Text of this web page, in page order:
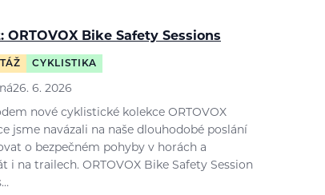
ORTOVOX Bike Safety Sessions
CYKLISTIKA
26. 6. 2026
nové cyklistické kolekce ORTOVOX
jsme navázali na naše dlouhodobé poslání
o bezpečném pohyby v horách a
i na trailech. ORTOVOX Bike Safety Session